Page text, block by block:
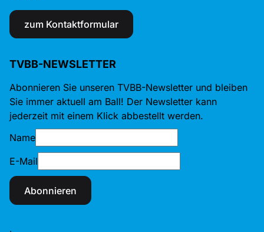
zum Kontaktformular
TVBB-NEWSLETTER
Abonnieren Sie unseren TVBB-Newsletter und bleiben
Sie immer aktuell am Ball! Der Newsletter kann
jederzeit mit einem Klick abbestellt werden.
Name
E-Mail
Abonnieren